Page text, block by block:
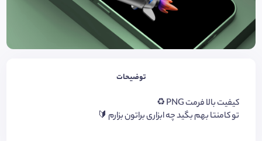
توضیحات
کیفیت بالا فرمت PNG ♻️
تو کامنتا بهم بگید چه ابزاری براتون بزارم 🔰